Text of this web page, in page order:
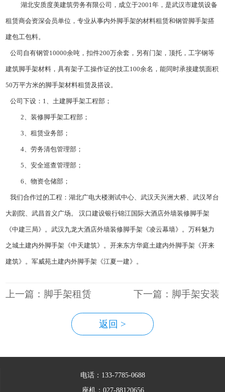
湖北安质度美建筑劳务有限公司，成立于2001年，是武汉市建筑设备
租赁商会资深会员单位，专业从事内外脚手架的材料租赁和钢管脚手架搭
建包工包料。
公司自有钢管10000余吨，扣件200万余套，另有门架，顶托，工字钢等
建筑脚手架材料，具有架子工操作证的技工100余名，能同时承接建筑面积
50万平方米的脚手架材料租赁及搭设。
公司下设：1、土建脚手架工程部；
2、装修脚手架工程部；
3、租赁业务部；
4、劳务清包管理部；
5、安全巡查管理部；
6、物资仓储部；
我们合作过的工程：湖北广电大楼测试中心、武汉天兴洲大桥、武汉琴台
大剧院、武昌首义广场。 汉口建设银行锦江国际大酒店外墙装修脚手架
《中建三局》。武汉九龙大酒店外墙装修脚手架《凌云幕墙》。万科魅力
之城土建内外脚手架《中天建筑》。开来东方华庭土建内外脚手架《开来
建筑》。军威苑土建内外脚手架《江夏一建》。
上一篇：脚手架租赁 下一篇：脚手架安装
返回 >
电话：133-7785-0688
座机：027-88120656